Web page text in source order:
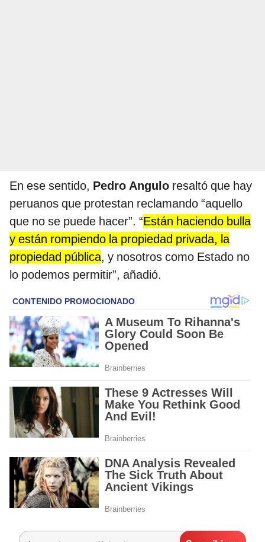
En ese sentido, Pedro Angulo resaltó que hay
peruanos que protestan reclamando “aquello
que no se puede hacer”. “Están haciendo bulla
y están rompiendo la propiedad privada, la
propiedad pública, y nosotros como Estado no
lo podemos permitir”, añadió.